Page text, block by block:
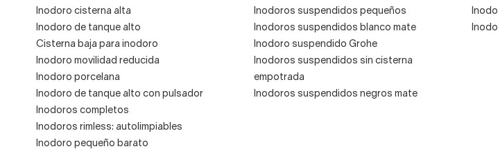
Inodoro cisterna alta
Inodoro de tanque alto
Cisterna baja para inodoro
Inodoro movilidad reducida
Inodoro porcelana
Inodoro de tanque alto con pulsador
Inodoros completos
Inodoros rimless: autolimpiables
Inodoro pequeño barato
Inodoros suspendidos pequeños
Inodoros suspendidos blanco mate
Inodoro suspendido Grohe
Inodoros suspendidos sin cisterna
empotrada
Inodoros suspendidos negros mate